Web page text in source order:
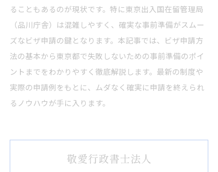
ることもあるのが現状です。特に東京出入国在留管理局
（品川庁舎）は混雑しやすく、確実な事前準備がスムー
ズなビザ申請の鍵となります。本記事では、ビザ申請方
法の基本から東京都で失敗しないための事前準備のポイ
ントまでをわかりやすく徹底解説します。最新の制度や
実際の申請例をもとに、ムダなく確実に申請を終えられ
るノウハウが手に入ります。